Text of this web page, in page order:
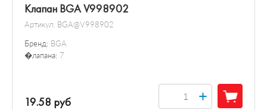
Клапан BGA V998902
Артикул: BGA@V998902
Бренд: BGA
�лапана: 7
19.58 руб +